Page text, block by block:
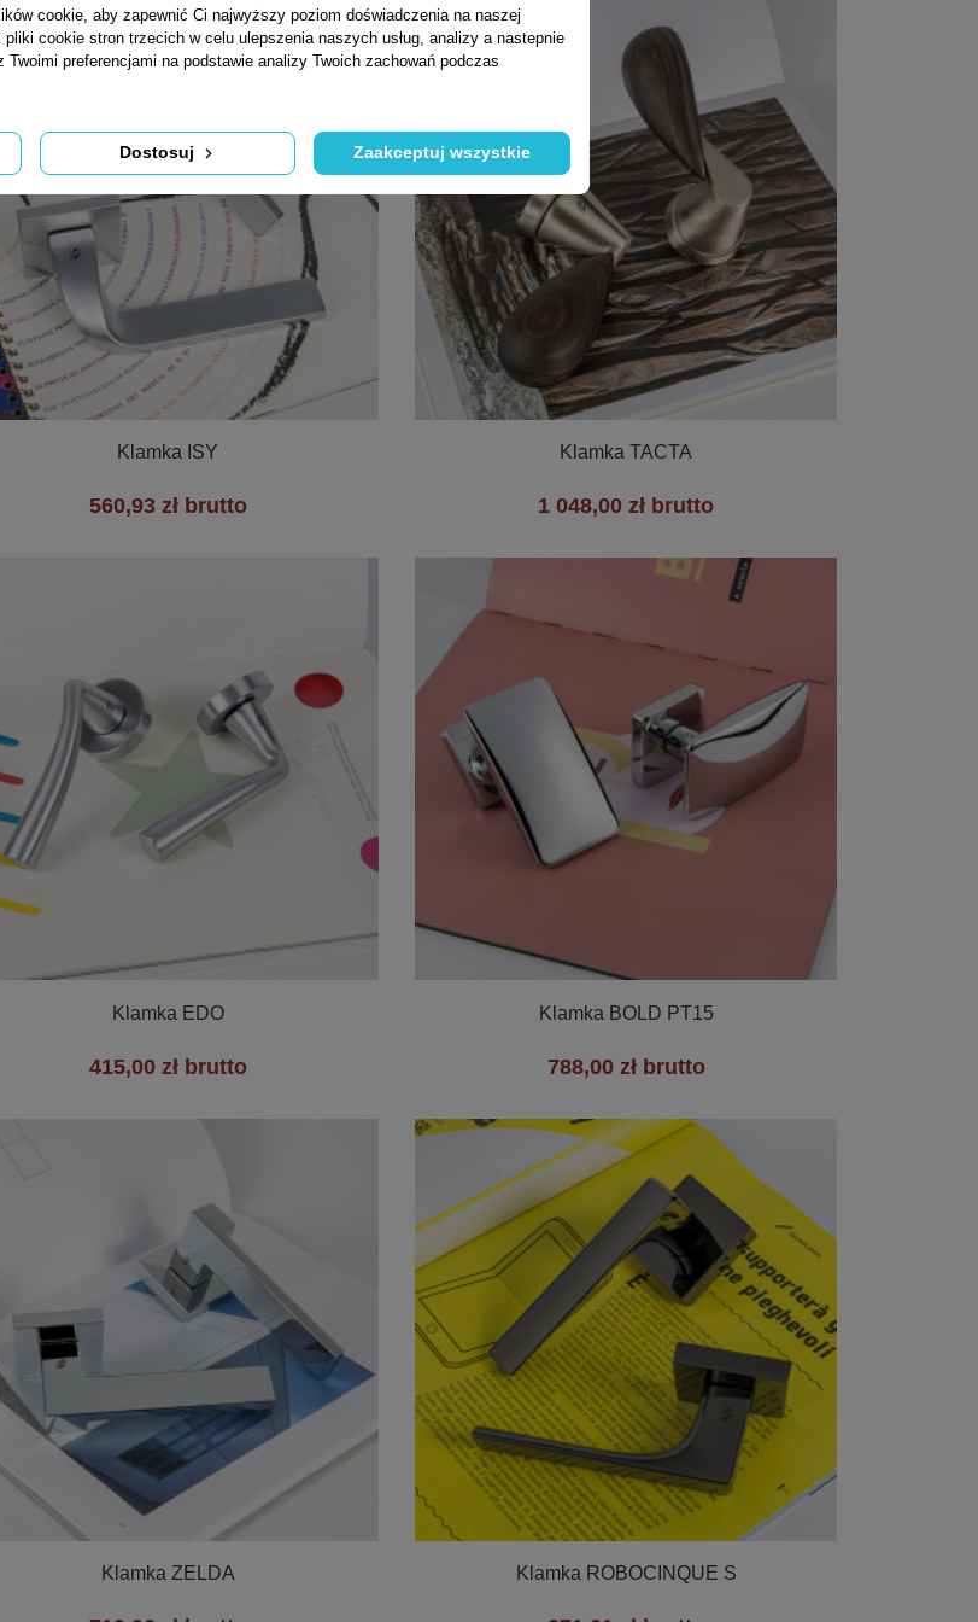
Szybki podgląd
Klamka ISY
560,93 zł brutto
Szybki podgląd
Klamka TACTA
1 048,00 zł brutto
Szybki podgląd
Klamka EDO
415,00 zł brutto
Szybki podgląd
Klamka BOLD PT15
788,00 zł brutto
Szybki podgląd
Klamka ZELDA Szybki podgląd
Klamka ROBOCINQUE S
cookie, aby zapewnić Ci najwyższy poziom doświadczenia na naszej
cookie stron trzecich w celu ulepszenia naszych usług, analizy a nastepnie
preferencjami na podstawie analizy Twoich zachowań podczas
Dostosuj Zaakceptuj wszystkie